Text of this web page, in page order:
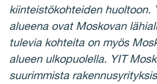
kiinteistökohteiden huoltoon.
alueena ovat Moskovan
tulevia kohteita on myös
alueen ulkopuolella. YIT
suurimmista